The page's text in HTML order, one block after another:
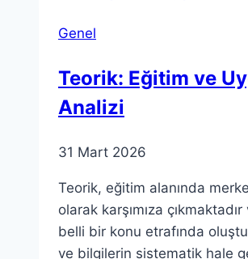
Genel
Teorik: Eğitim ve
Analizi
31 Mart 2026
Teorik, eğitim alanında
olarak karşımıza
belli bir konu etrafında
ve bilgilerin sistematik hale